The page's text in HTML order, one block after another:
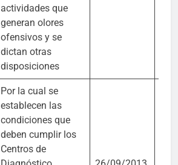
actividades que
generan olores
ofensivos y se
dictan otras
disposiciones
Por la cual se
establecen las
condiciones que
deben cumplir los
Centros de